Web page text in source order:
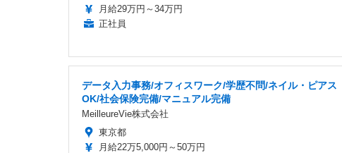
月給29万円～34万円
正社員
データ入力事務/オフィスワーク/学歴不問/ネイル・ピアス
OK/社会保険完備/マニュアル完備
MeilleureVie株式会社
東京都
月給22万5,000円～50万円